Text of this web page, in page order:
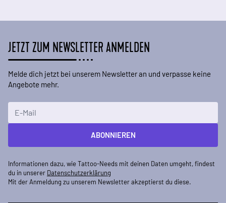
JETZT ZUM NEWSLETTER ANMELDEN
Melde dich jetzt bei unserem Newsletter an und verpasse keine
Angebote mehr.
ABONNIEREN
Informationen dazu, wie Tattoo-Needs mit deinen Daten umgeht, findest
du in unserer Datenschutzerklärung
Mit der Anmeldung zu unserem Newsletter akzeptierst du diese.